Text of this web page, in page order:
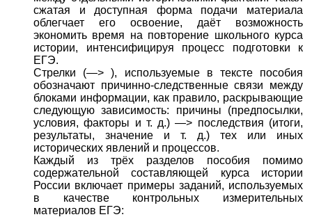
сжатая и доступная форма подачи материала
облегчает его освоение, даёт возможность
экономить время на повторение школьного курса
истории, интенсифицируя процесс подготовки к
ЕГЭ.
Стрелки (—> ), используемые в тексте пособия
обозначают причинно-следственные связи между
блоками информации, как правило, раскрывающие
следующую зависимость: причины (предпосылки,
условия, факторы и т. д.) —> последствия (итоги,
результаты, значение и т. д.) тех или иных
исторических явлений и процессов.
Каждый из трёх разделов пособия помимо
содержательной составляющей курса истории
России включает примеры заданий, используемых
в качестве контрольных измерительных
материалов ЕГЭ: